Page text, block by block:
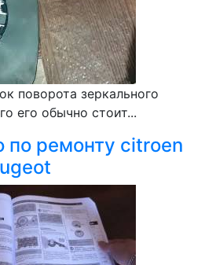
поворота зеркального
его обычно стоит...
по ремонту citroen